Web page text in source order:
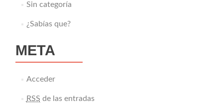
Sin categoría
¿Sabías que?
META
Acceder
RSS de las entradas